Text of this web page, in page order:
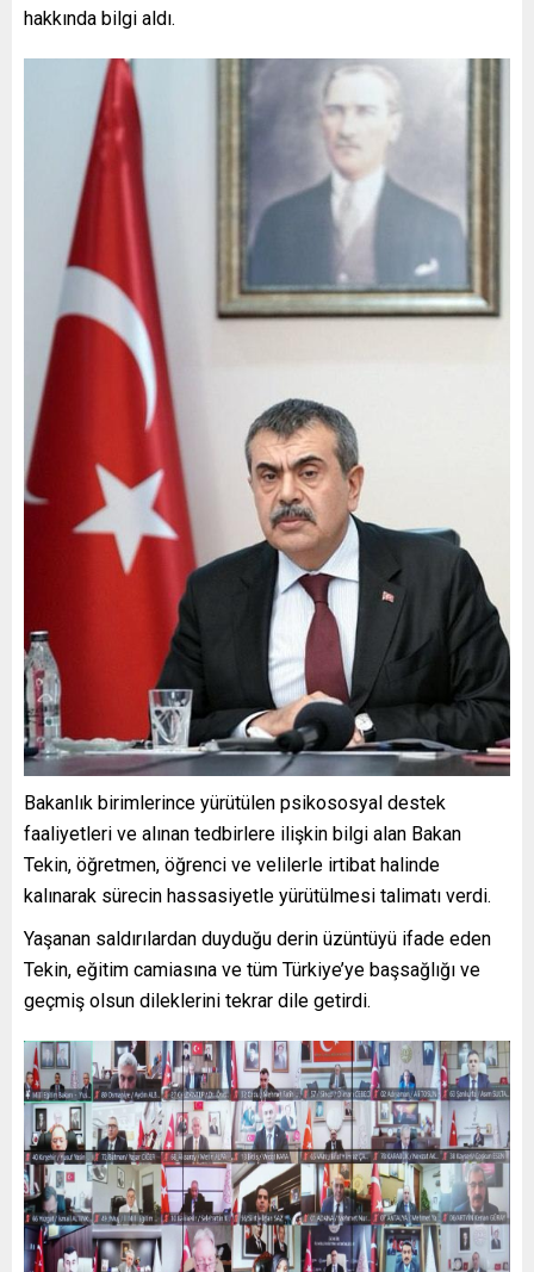
hakkında bilgi aldı.
Bakanlık birimlerince yürütülen psikososyal destek
faaliyetleri ve alınan tedbirlere ilişkin bilgi alan Bakan
Tekin, öğretmen, öğrenci ve velilerle irtibat halinde
kalınarak sürecin hassasiyetle yürütülmesi talimatı verdi.
Yaşanan saldırılardan duyduğu derin üzüntüyü ifade eden
Tekin, eğitim camiasına ve tüm Türkiye’ye başsağlığı ve
geçmiş olsun dileklerini tekrar dile getirdi.